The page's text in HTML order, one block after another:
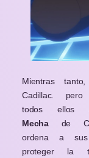
Mientras
Cadillac.
todos ellos
Mecha de
ordena a
proteger la